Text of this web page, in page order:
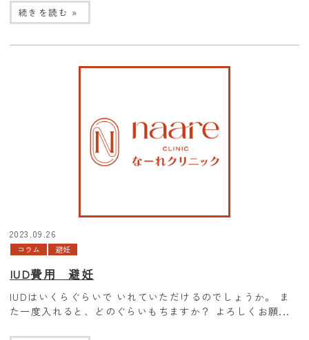
続きを読む »
2023.09.26
コラム 避妊
IUD費用 避妊
IUDはいくらぐらいで いれていただけるのでしょうか。 ま
た一度入れると、どのぐらいもちますか？ よろしくお願...